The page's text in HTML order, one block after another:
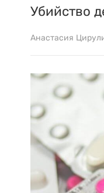
Убийство
Анастасия